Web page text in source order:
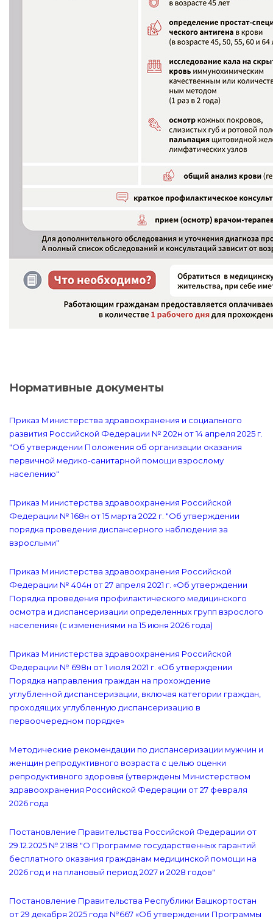
Нормативные документы
Приказ Министерства здравоохранения и социального
развития Российской Федерации № 202н от 14 апреля 2025 г.
"Об утверждении Положения об организации оказания
первичной медико-санитарной помощи взрослому
населению"
Приказ Министерства здравоохранения Российской
Федерации № 168н от 15 марта 2022 г. "Об утверждении
порядка проведения диспансерного наблюдения за
взрослыми"
Приказ Министерства здравоохранения Российской
Федерации № 404н от 27 апреля 2021 г. «Об утверждении
Порядка проведения профилактического медицинского
осмотра и диспансеризации определенных групп взрослого
населения» (с изменениями на 15 июня 2026 года)
Приказ Министерства здравоохранения Российской
Федерации № 698н от 1 июля 2021 г. «Об утверждении
Порядка направления граждан на прохождение
углубленной диспансеризации, включая категории граждан,
проходящих углубленную диспансеризацию в
первоочередном порядке»
Методические рекомендации по диспансеризации мужчин и
женщин репродуктивного возраста с целью оценки
репродуктивного здоровья (утверждены Министерством
здравоохранения Российской Федерации от 27 февраля
2026 года
Постановление Правительства Российской Федерации от
29.12.2025 № 2188 "О Программе государственных гарантий
бесплатного оказания гражданам медицинской помощи на
2026 год и на плановый период 2027 и 2028 годов"
Постановление Правительства Республики Башкортостан
от 29 декабря 2025 года №667 «Об утверждении Программы